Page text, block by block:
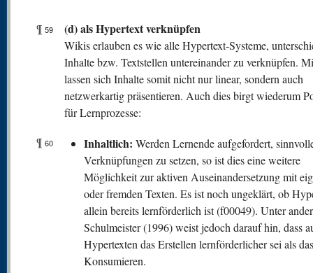
¶ 59 (d) als Hypertext verknüpfen
Wikis erlauben es wie alle Hypertext-Systeme,
Inhalte bzw. Textstellen untereinander zu verknüpfen.
lassen sich Inhalte somit nicht nur linear, sondern auch
netzwerkartig präsentieren. Auch dies birgt wiederum
für Lernprozesse:
¶ 60 Inhaltlich: Werden Lernende aufgefordert,
Verknüpfungen zu setzen, so ist dies eine weitere
Möglichkeit zur aktiven Auseinandersetzung mit
oder fremden Texten. Es ist noch ungeklärt, ob
allein bereits lernförderlich ist (f00049). Unter
Schulmeister (1996) weist jedoch darauf hin, dass
Hypertexten das Erstellen lernförderlicher sei als
Konsumieren.